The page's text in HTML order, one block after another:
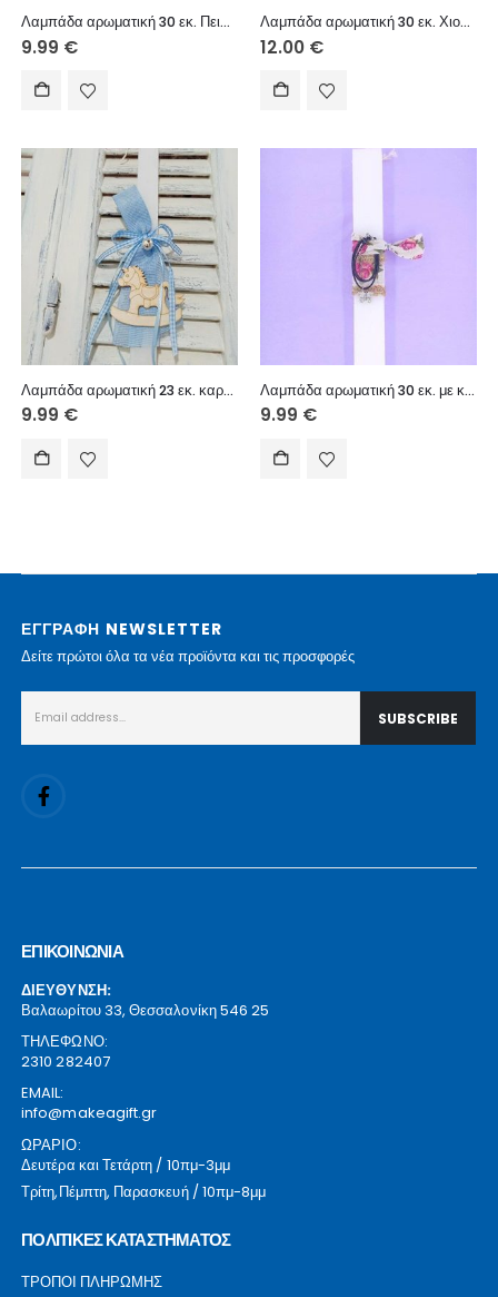
Λαμπάδα αρωματική 30 εκ. Πειρατής
9.99 €
Λαμπάδα αρωματική 30 εκ. Χιονάτη
12.00 €
Λαμπάδα αρωματική 23 εκ. καρουζέλ
9.99 €
Λαμπάδα αρωματική 30 εκ. με κόσμημα
9.99 €
ΕΓΓΡΑΦΗ NEWSLETTER
Δείτε πρώτοι όλα τα νέα προϊόντα και τις προσφορές
ΕΠΙΚΟΙΝΩΝΙΑ
ΔΙΕΥΘΥΝΣΗ:
Βαλαωρίτου 33, Θεσσαλονίκη 546 25
ΤΗΛΕΦΩΝΟ:
2310 282407
EMAIL:
info@makeagift.gr
ΩΡΑΡΙΟ:
Δευτέρα και Τετάρτη / 10πμ-3μμ
Τρίτη,Πέμπτη, Παρασκευή / 10πμ-8μμ
ΠΟΛΙΤΙΚΕΣ ΚΑΤΑΣΤΗΜΑΤΟΣ
ΤΡΟΠΟΙ ΠΛΗΡΩΜΗΣ